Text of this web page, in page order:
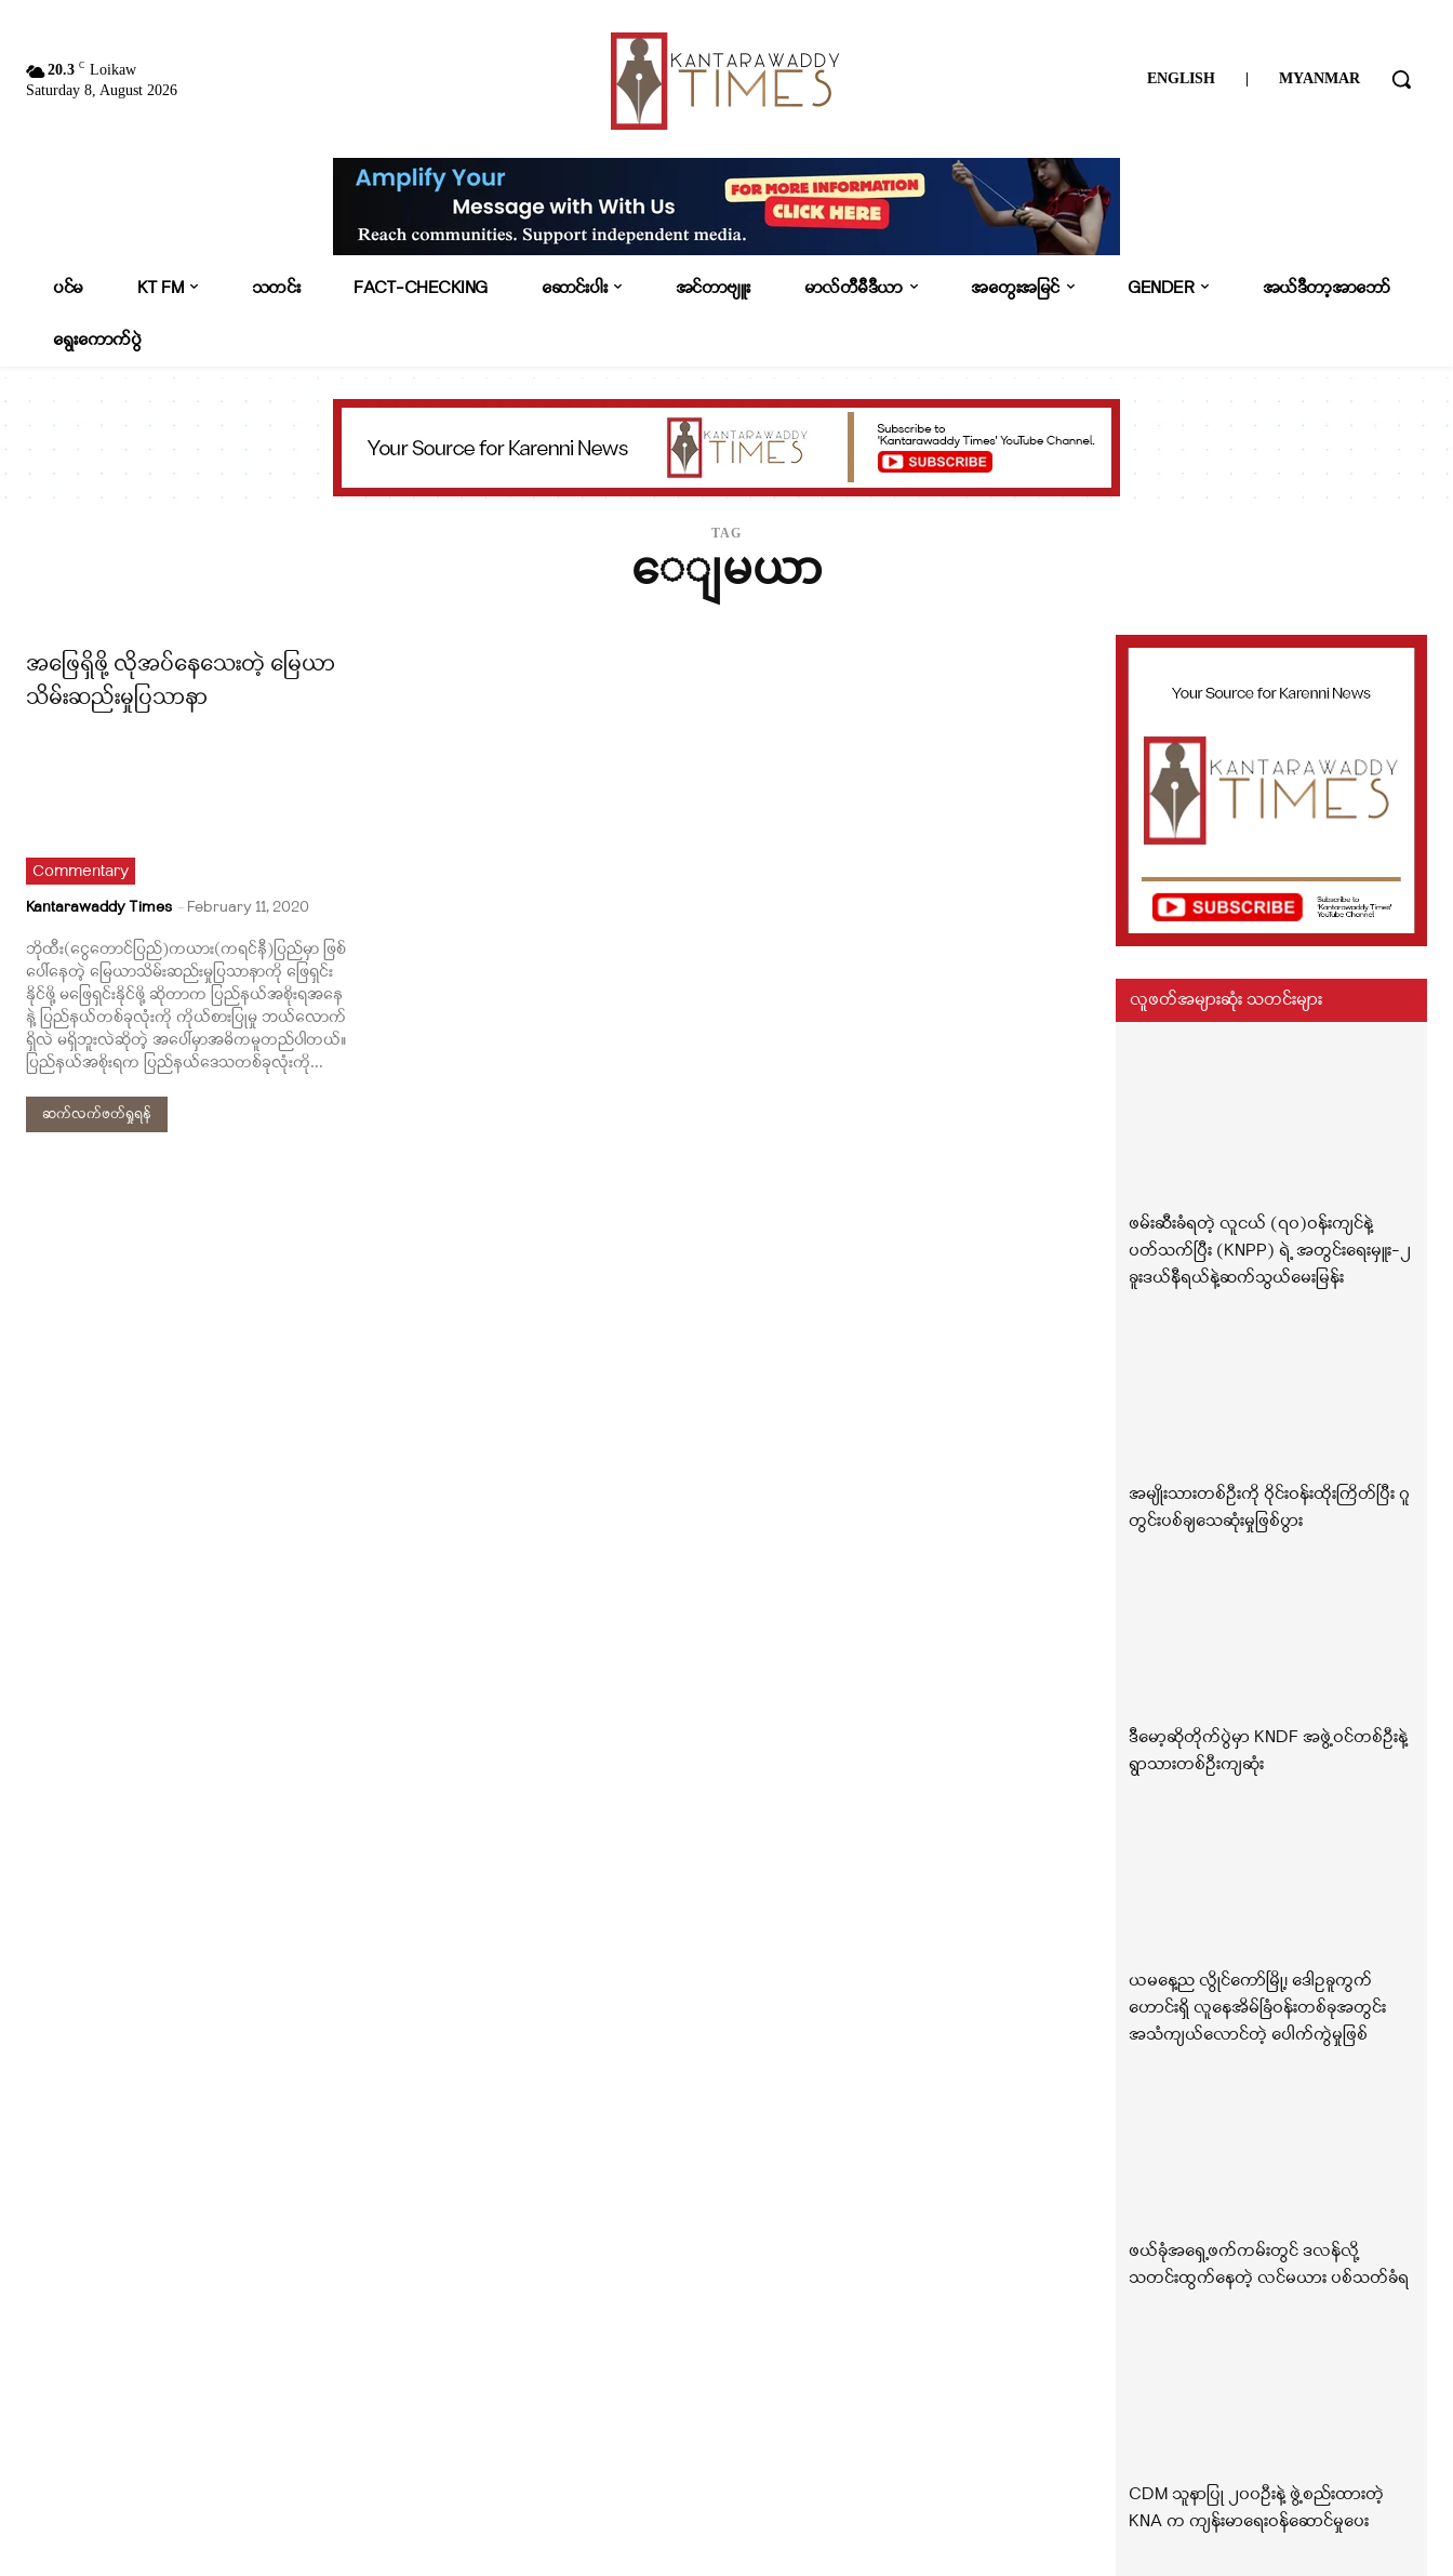
20.3 C Loikaw
Saturday 8, August 2026
ENGLISH | MYANMAR
ပင်မ KT FM သတင်း FACT-CHECKING ဆောင်းပါး အင်တာဗျူး မာလ်တီမီဒီယာ အတွေးအမြင် GENDER အယ်ဒီတာ့အာဘော်
ရွေးကောက်ပွဲ
TAG
ေျမယာ
အဖြေရှိဖို့ လိုအပ်နေသေးတဲ့ မြေယာ
သိမ်းဆည်းမှုပြသာနာ
Commentary
Kantarawaddy Times - February 11, 2020
ဘိုထီး(ငွေတောင်ပြည်)ကယား(ကရင်နီ)ပြည်မှာ ဖြစ်
ပေါ်နေတဲ့ မြေယာသိမ်းဆည်းမှုပြသာနာကို ဖြေရှင်း
နိုင်ဖို့ မဖြေရှင်းနိုင်ဖို့ ဆိုတာက ပြည်နယ်အစိုးရအနေ
နဲ့ ပြည်နယ်တစ်ခုလုံးကို ကိုယ်စားပြုမှု ဘယ်လောက်
ရှိလဲ မရှိဘူးလဲဆိုတဲ့ အပေါ်မှာအဓိကမူတည်ပါတယ်။
ပြည်နယ်အစိုးရက ပြည်နယ်ဒေသတစ်ခုလုံးကို...
ဆက်လက်ဖတ်ရှုရန်
လူဖတ်အများဆုံး သတင်းများ
ဖမ်းဆီးခံရတဲ့ လူငယ် (၇၀)ဝန်းကျင်နဲ့
ပတ်သက်ပြီး (KNPP) ရဲ့ အတွင်းရေးမှူး-၂
ခူးဒယ်နီရယ်နဲ့ဆက်သွယ်မေးမြန်း
အမျိုးသားတစ်ဦးကို ဝိုင်းဝန်းထိုးကြိတ်ပြီး ဂူ
တွင်းပစ်ချသေဆုံးမှုဖြစ်ပွား
ဒီမော့ဆိုတိုက်ပွဲမှာ KNDF အဖွဲ့ဝင်တစ်ဦးနဲ့
ရွာသားတစ်ဦးကျဆုံး
ယမနေ့ည လွိုင်ကော်မြို့၊ ဒေါဥခူကွက်
ဟောင်းရှိ လူနေအိမ်ခြံဝန်းတစ်ခုအတွင်း
အသံကျယ်လောင်တဲ့ ပေါက်ကွဲမှုဖြစ်
ဖယ်ခုံအရှေ့ဖက်ကမ်းတွင် ဒလန်လို့
သတင်းထွက်နေတဲ့ လင်မယား ပစ်သတ်ခံရ
CDM သူနာပြု ၂၀၀ဦးနဲ့ ဖွဲ့စည်းထားတဲ့
KNA က ကျန်းမာရေးဝန်ဆောင်မှုပေး